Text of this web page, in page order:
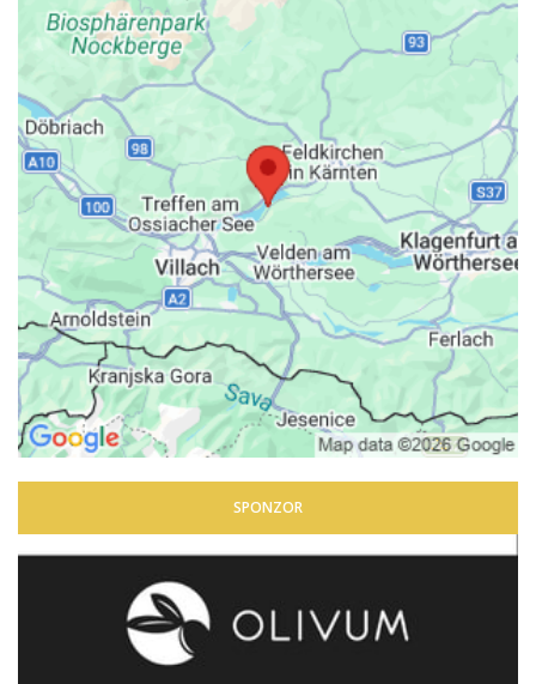
SPONZOR